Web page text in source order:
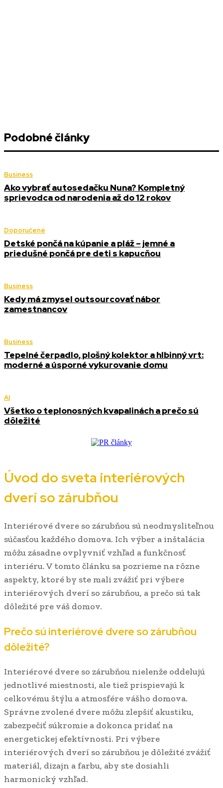
Podobné články
Business
Ako vybrať autosedačku Nuna? Kompletný
sprievodca od narodenia až do 12 rokov
Doporučené
Detské pončá na kúpanie a pláž – jemné a
priedušné pončá pre deti s kapucňou
Business
Kedy má zmysel outsourcovať nábor
zamestnancov
Business
Tepelné čerpadlo, plošný kolektor a hlbinný vrt:
moderné a úsporné vykurovanie domu
AI
Všetko o teplonosných kvapalinách a prečo sú
dôležité
Úvod do sveta interiérových
dverí so zárubňou
Interiérové dvere so zárubňou sú neodmysliteľnou
súčasťou každého domova. Ich výber a inštalácia
môžu zásadne ovplyvniť vzhľad a funkčnosť
interiéru. V tomto článku sa pozrieme na rôzne
aspekty, ktoré by ste mali zvážiť pri výbere
interiérových dverí so zárubňou, a prečo sú tak
dôležité pre váš domov.
Prečo sú interiérové dvere so zárubňou
dôležité?
Interiérové dvere so zárubňou nielenže oddelujú
jednotlivé miestnosti, ale tiež prispievajú k
celkovému štýlu a atmosfére vášho domova.
Správne zvolené dvere môžu zlepšiť akustiku,
zabezpečiť súkromie a dokonca pridať na
energetickej efektívnosti. Pri výbere
interiérových dverí so zárubňou je dôležité zvážiť
materiál, dizajn a farbu, aby ste dosiahli
harmonický vzhľad.